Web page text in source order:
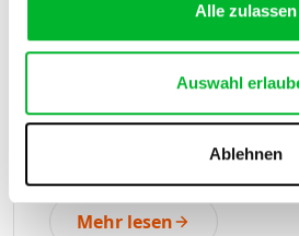
Alle zulassen
Auswahl
Ablehnen
15 Juli 2024-
Wespen können einfach
bekämpft werden
Mehr lesen